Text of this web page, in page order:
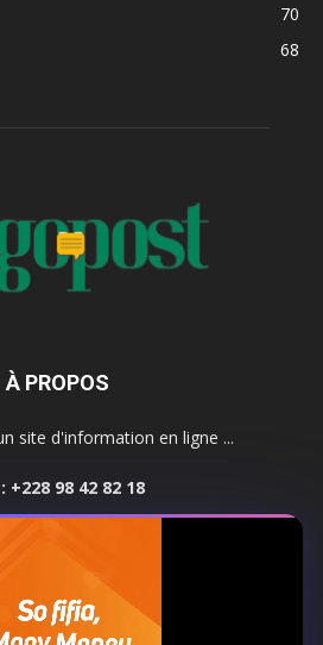
70
68
À PROPOS
site d'information en ligne ...
+228 98 42 82 18
NOUS